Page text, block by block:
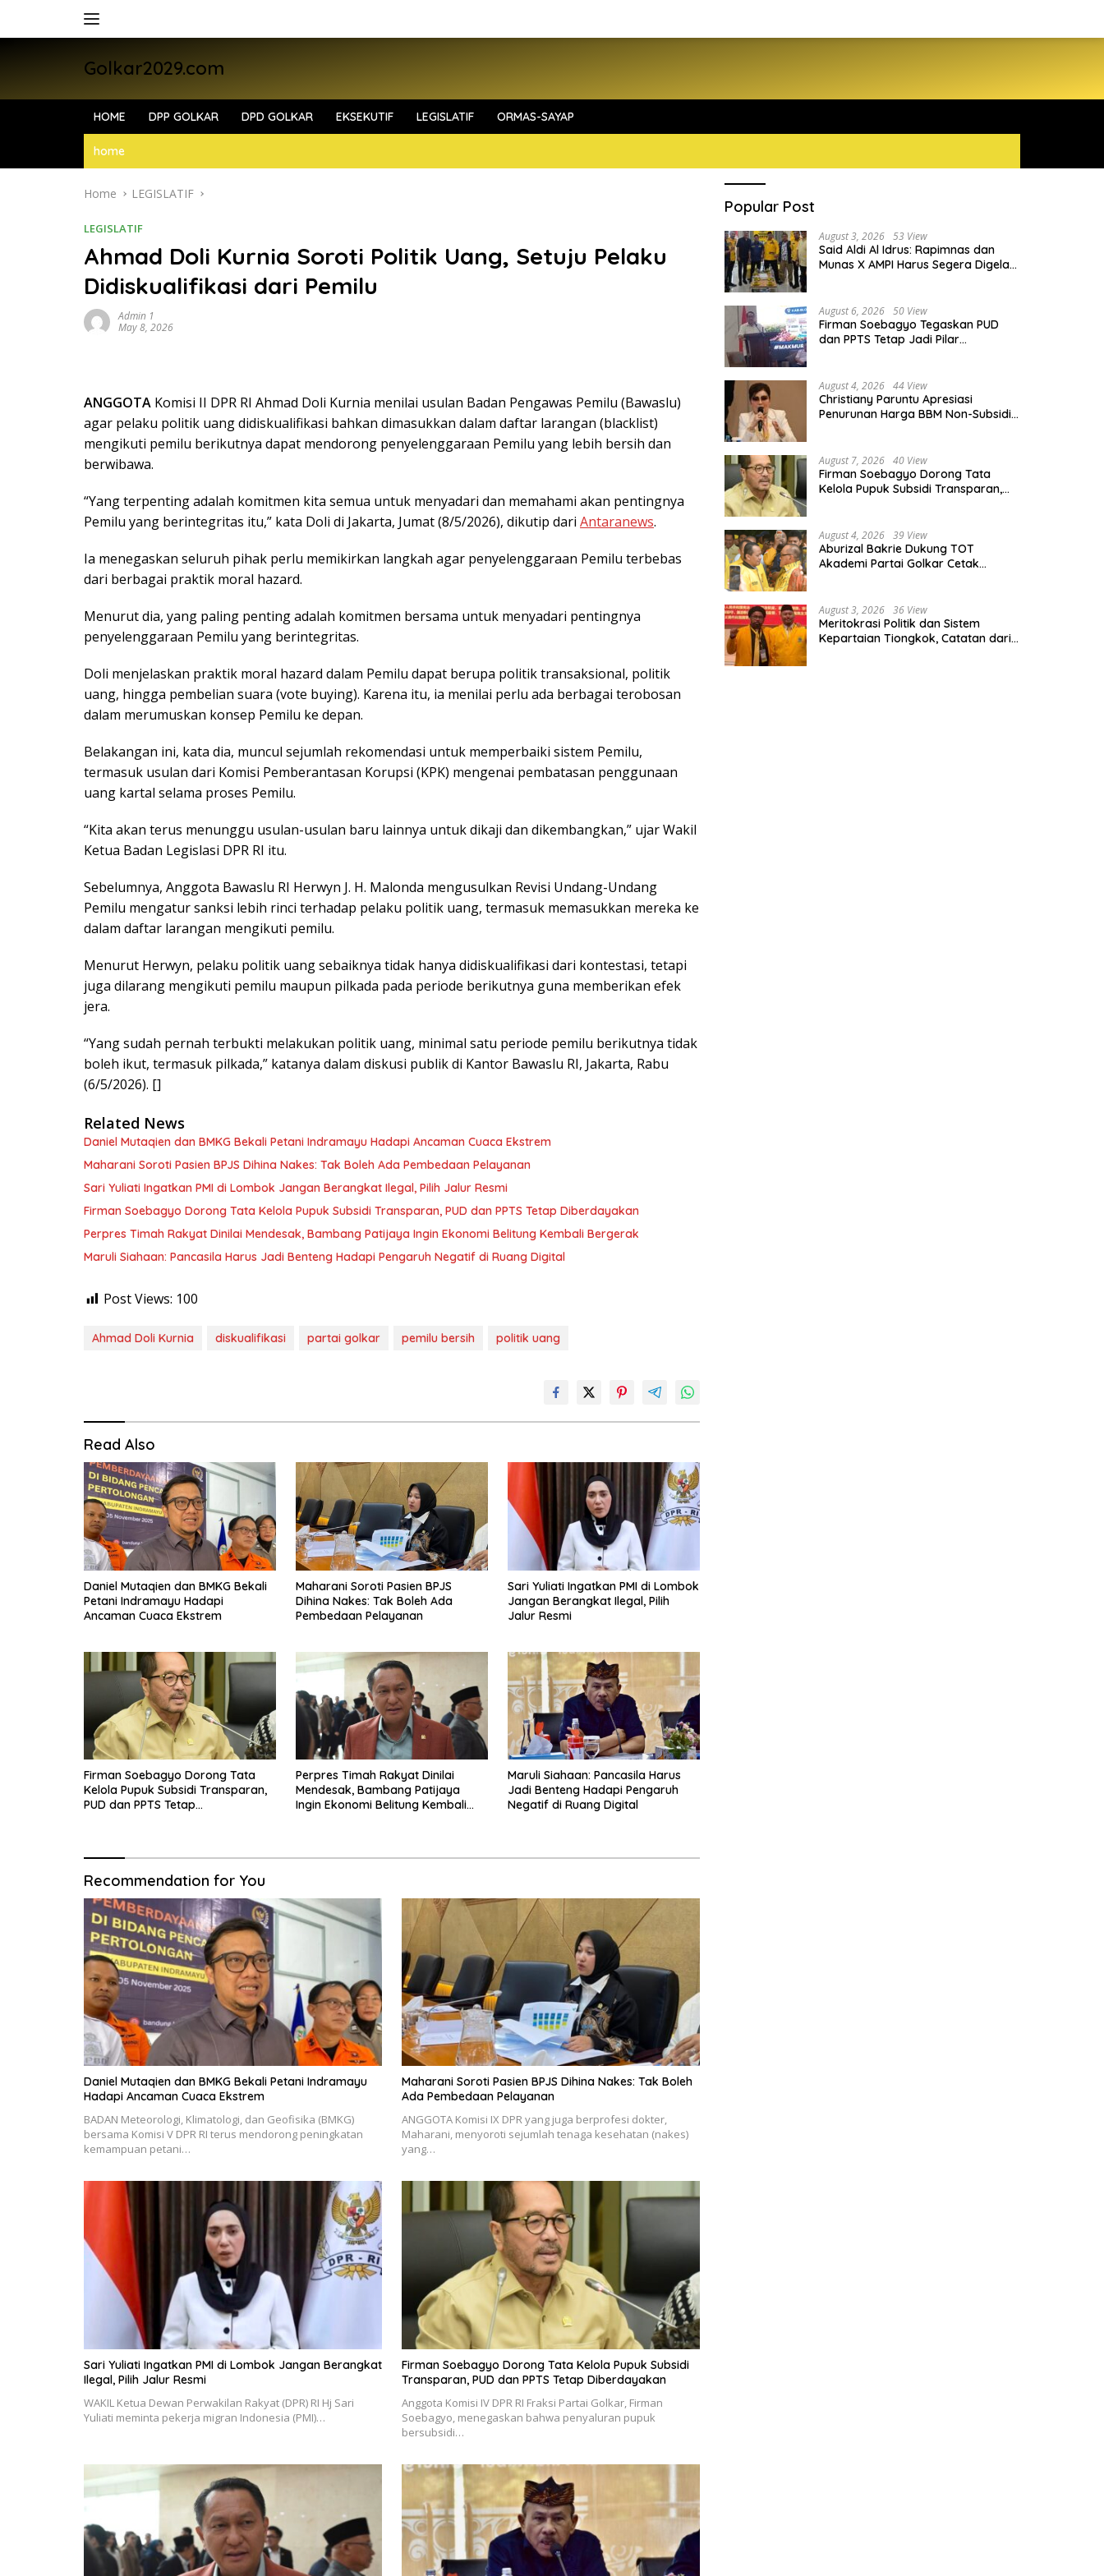
Golkar2029.com
HOME DPP GOLKAR DPD GOLKAR EKSEKUTIF LEGISLATIF ORMAS-SAYAP
home
Home LEGISLATIF
LEGISLATIF
Ahmad Doli Kurnia Soroti Politik Uang, Setuju Pelaku
Didiskualifikasi dari Pemilu
Admin 1
May 8, 2026
ANGGOTA Komisi II DPR RI Ahmad Doli Kurnia menilai usulan Badan Pengawas Pemilu (Bawaslu)
agar pelaku politik uang didiskualifikasi bahkan dimasukkan dalam daftar larangan (blacklist)
mengikuti pemilu berikutnya dapat mendorong penyelenggaraan Pemilu yang lebih bersih dan
berwibawa.
“Yang terpenting adalah komitmen kita semua untuk menyadari dan memahami akan pentingnya
Pemilu yang berintegritas itu,” kata Doli di Jakarta, Jumat (8/5/2026), dikutip dari Antaranews.
Ia menegaskan seluruh pihak perlu memikirkan langkah agar penyelenggaraan Pemilu terbebas
dari berbagai praktik moral hazard.
Menurut dia, yang paling penting adalah komitmen bersama untuk menyadari pentingnya
penyelenggaraan Pemilu yang berintegritas.
Doli menjelaskan praktik moral hazard dalam Pemilu dapat berupa politik transaksional, politik
uang, hingga pembelian suara (vote buying). Karena itu, ia menilai perlu ada berbagai terobosan
dalam merumuskan konsep Pemilu ke depan.
Belakangan ini, kata dia, muncul sejumlah rekomendasi untuk memperbaiki sistem Pemilu,
termasuk usulan dari Komisi Pemberantasan Korupsi (KPK) mengenai pembatasan penggunaan
uang kartal selama proses Pemilu.
“Kita akan terus menunggu usulan-usulan baru lainnya untuk dikaji dan dikembangkan,” ujar Wakil
Ketua Badan Legislasi DPR RI itu.
Sebelumnya, Anggota Bawaslu RI Herwyn J. H. Malonda mengusulkan Revisi Undang-Undang
Pemilu mengatur sanksi lebih rinci terhadap pelaku politik uang, termasuk memasukkan mereka ke
dalam daftar larangan mengikuti pemilu.
Menurut Herwyn, pelaku politik uang sebaiknya tidak hanya didiskualifikasi dari kontestasi, tetapi
juga dilarang mengikuti pemilu maupun pilkada pada periode berikutnya guna memberikan efek
jera.
“Yang sudah pernah terbukti melakukan politik uang, minimal satu periode pemilu berikutnya tidak
boleh ikut, termasuk pilkada,” katanya dalam diskusi publik di Kantor Bawaslu RI, Jakarta, Rabu
(6/5/2026). []
Related News
Daniel Mutaqien dan BMKG Bekali Petani Indramayu Hadapi Ancaman Cuaca Ekstrem
Maharani Soroti Pasien BPJS Dihina Nakes: Tak Boleh Ada Pembedaan Pelayanan
Sari Yuliati Ingatkan PMI di Lombok Jangan Berangkat Ilegal, Pilih Jalur Resmi
Firman Soebagyo Dorong Tata Kelola Pupuk Subsidi Transparan, PUD dan PPTS Tetap Diberdayakan
Perpres Timah Rakyat Dinilai Mendesak, Bambang Patijaya Ingin Ekonomi Belitung Kembali Bergerak
Maruli Siahaan: Pancasila Harus Jadi Benteng Hadapi Pengaruh Negatif di Ruang Digital
Post Views: 100
Ahmad Doli Kurnia diskualifikasi partai golkar pemilu bersih politik uang
Read Also
Daniel Mutaqien dan BMKG Bekali
Petani Indramayu Hadapi
Ancaman Cuaca Ekstrem
Maharani Soroti Pasien BPJS
Dihina Nakes: Tak Boleh Ada
Pembedaan Pelayanan
Sari Yuliati Ingatkan PMI di Lombok
Jangan Berangkat Ilegal, Pilih
Jalur Resmi
Firman Soebagyo Dorong Tata
Kelola Pupuk Subsidi Transparan,
PUD dan PPTS Tetap
Perpres Timah Rakyat Dinilai
Mendesak, Bambang Patijaya
Ingin Ekonomi Belitung Kembali
Maruli Siahaan: Pancasila Harus
Jadi Benteng Hadapi Pengaruh
Negatif di Ruang Digital
Recommendation for You
Daniel Mutaqien dan BMKG Bekali Petani Indramayu
Hadapi Ancaman Cuaca Ekstrem
BADAN Meteorologi, Klimatologi, dan Geofisika (BMKG)
bersama Komisi V DPR RI terus mendorong peningkatan
kemampuan petani…
Maharani Soroti Pasien BPJS Dihina Nakes: Tak Boleh
Ada Pembedaan Pelayanan
ANGGOTA Komisi IX DPR yang juga berprofesi dokter,
Maharani, menyoroti sejumlah tenaga kesehatan (nakes)
yang…
Sari Yuliati Ingatkan PMI di Lombok Jangan Berangkat
Ilegal, Pilih Jalur Resmi
WAKIL Ketua Dewan Perwakilan Rakyat (DPR) RI Hj Sari
Yuliati meminta pekerja migran Indonesia (PMI)…
Firman Soebagyo Dorong Tata Kelola Pupuk Subsidi
Transparan, PUD dan PPTS Tetap Diberdayakan
Anggota Komisi IV DPR RI Fraksi Partai Golkar, Firman
Soebagyo, menegaskan bahwa penyaluran pupuk
bersubsidi…
Popular Post
August 3, 2026 53 View
Said Aldi Al Idrus: Rapimnas dan
Munas X AMPI Harus Segera Digelar
August 6, 2026 50 View
Firman Soebagyo Tegaskan PUD
dan PPTS Tetap Jadi Pilar
August 4, 2026 44 View
Christiany Paruntu Apresiasi
Penurunan Harga BBM Non-Subsidi,
August 7, 2026 40 View
Firman Soebagyo Dorong Tata
Kelola Pupuk Subsidi Transparan,
August 4, 2026 39 View
Aburizal Bakrie Dukung TOT
Akademi Partai Golkar Cetak
August 3, 2026 36 View
Meritokrasi Politik dan Sistem
Kepartaian Tiongkok, Catatan dari